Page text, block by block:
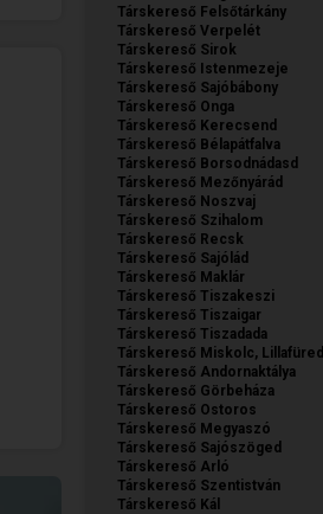
Társkereső Felsőtárkány
Társkereső Verpelét
Társkereső Sirok
Társkereső Istenmezeje
Társkereső Sajóbábony
Társkereső Onga
Társkereső Kerecsend
Társkereső Bélapátfalva
Társkereső Borsodnádasd
Társkereső Mezőnyárád
Társkereső Noszvaj
Társkereső Szihalom
Társkereső Recsk
Társkereső Sajólád
Társkereső Maklár
Társkereső Tiszakeszi
Társkereső Tiszaigar
Társkereső Tiszadada
Társkereső Miskolc, Lillafüred
Társkereső Andornaktálya
Társkereső Görbeháza
Társkereső Ostoros
Társkereső Megyaszó
Társkereső Sajószöged
Társkereső Arló
Társkereső Szentistván
Társkereső Kál